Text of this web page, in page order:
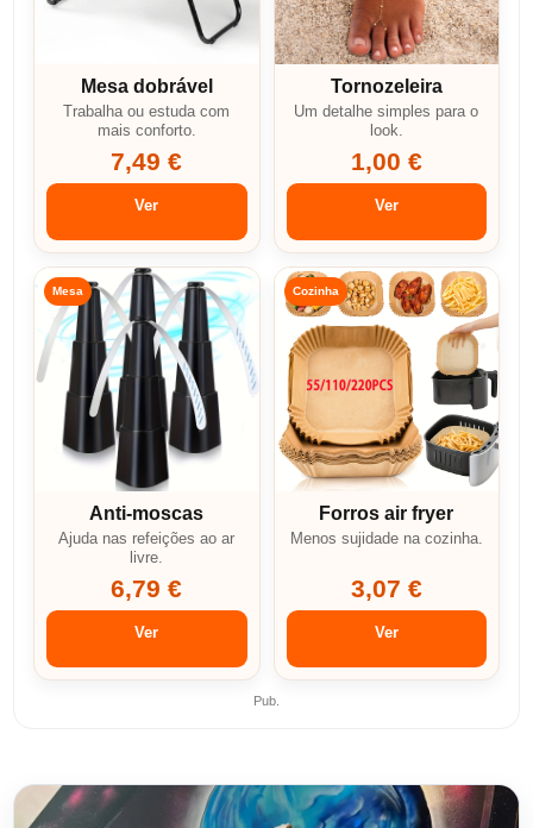
Mesa dobrável
Trabalha ou estuda com
mais conforto.
7,49 €
Ver
Tornozeleira
Um detalhe simples para o
look.
1,00 €
Ver
Mesa
Anti-moscas
Ajuda nas refeições ao ar
livre.
6,79 €
Ver
Cozinha
Forros air fryer
Menos sujidade na cozinha.
3,07 €
Ver
Pub.